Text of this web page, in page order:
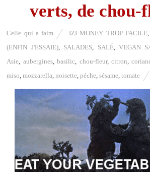
verts, de
Celle qui a faim IZI MONEY TROP FACILE
(ENFIN J'ESSAIE), SALADES SALÉ, VEGAN
Asie
aubergines,basilic chou-fleur, citron ,
miso ,mozzarella ,noisette ,péche ,sésame ,tomate